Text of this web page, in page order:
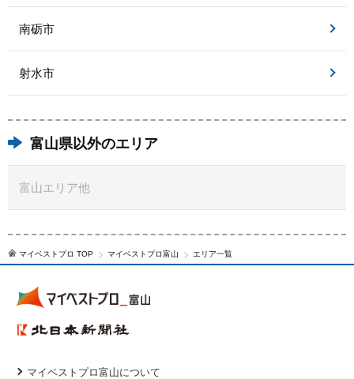
南砺市
射水市
富山県以外のエリア
富山エリア他
マイベストプロ TOP マイベストプロ富山 エリア一覧
マイベストプロ富山について